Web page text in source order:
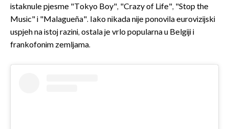
istaknule pjesme "Tokyo Boy", "Crazy of Life", "Stop the
Music" i "Malagueña". Iako nikada nije ponovila eurovizijski
uspjeh na istoj razini, ostala je vrlo popularna u Belgiji i
frankofonim zemljama.